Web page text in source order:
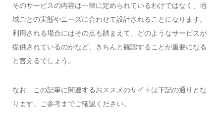
そのサービスの内容は一律に定められているわけではなく、地
域ごとの実態やニーズに合わせて設計されることになります。
利用される場合にはその点も踏まえて、どのようなサービスが
提供されているのかなど、きちんと確認することが重要になる
と言えるでしょう。
なお、この記事に関連するおススメのサイトは下記の通りとな
ります。ご参考までご確認ください。